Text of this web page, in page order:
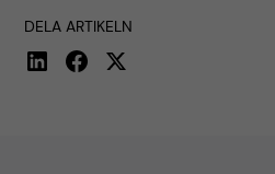
DELA ARTIKELN